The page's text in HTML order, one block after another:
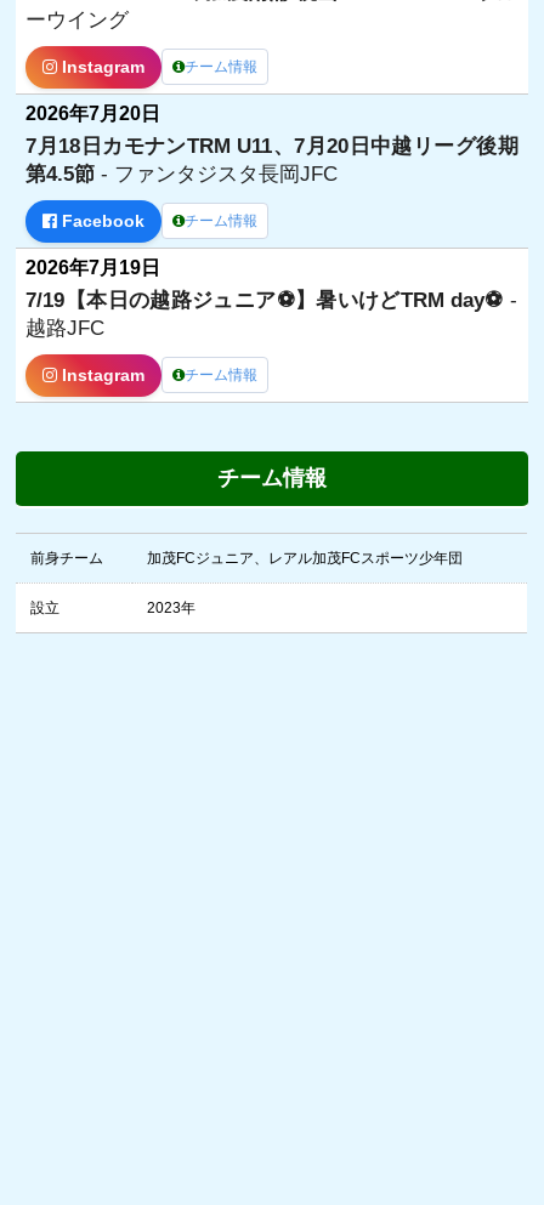
ーウイング
Instagram チーム情報
2026年7月20日
7月18日カモナンTRM U11、7月20日中越リーグ後期
第4.5節- ファンタジスタ長岡JFC
Facebook チーム情報
2026年7月19日
7/19【本日の越路ジュニア⚽️】暑いけどTRM day⚽️-
越路JFC
Instagram チーム情報
チーム情報
前身チーム 加茂FCジュニア、レアル加茂FCスポーツ少年団
設立 2023年